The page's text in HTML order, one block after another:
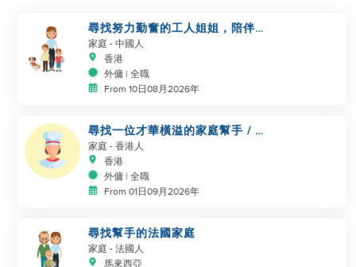
尋找努力勤奮的工人姐姐，陪伴我
們一起生活
家庭 - 中國人
香港
外傭 | 全職
From 10日08月2026年
尋找一位才華橫溢的家庭幫手 / 家
庭廚師
家庭 - 香港人
香港
外傭 | 全職
From 01日09月2026年
尋找幫手的法國家庭
家庭 - 法國人
馬來西亞